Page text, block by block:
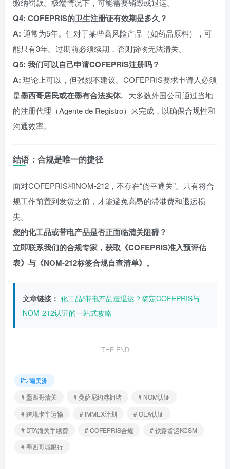
Q4: COFEPRIS的卫生注册证有效期是多久？
A: 通常为5年。但对于某些高风险产品（如药品原料），可
能只有3年。过期前必须续期，否则货物无法清关。
Q5: 我们可以自己申请COFEPRIS注册吗？
A: 理论上可以，但强烈不建议。COFEPRIS要求申请人必须
是墨西哥居民或在墨有合法实体。大多数外国公司通过当地
的注册代理（Agente de Registro）来完成，以确保合规性和
沟通效率。
结语：合规是唯一的捷径
面对COFEPRIS和NOM-212，不存在“侥幸通关”。只有将合
规工作前置到发货之前，才能避免高昂的滞港费和退运损
失。
您的化工品或带电产品是否正面临清关阻碍？
立即联系我们的合规专家，获取《COFEPRIS准入预评估
表》与《NOM-212标签合规自查清单》。
文章链接： 化工品/带电产品遭退运？搞定COFEPRIS与
NOM-212认证的一站式攻略
THE END
南美洲
# 墨西哥清关
# 曼萨尼约港拥堵
# NOM认证
# 跨境卡车运输
# IMMEX计划
# OEA认证
# DTA海关手续费
# COFEPRIS合规
# 铁路货运KCSM
# 墨西哥城限行